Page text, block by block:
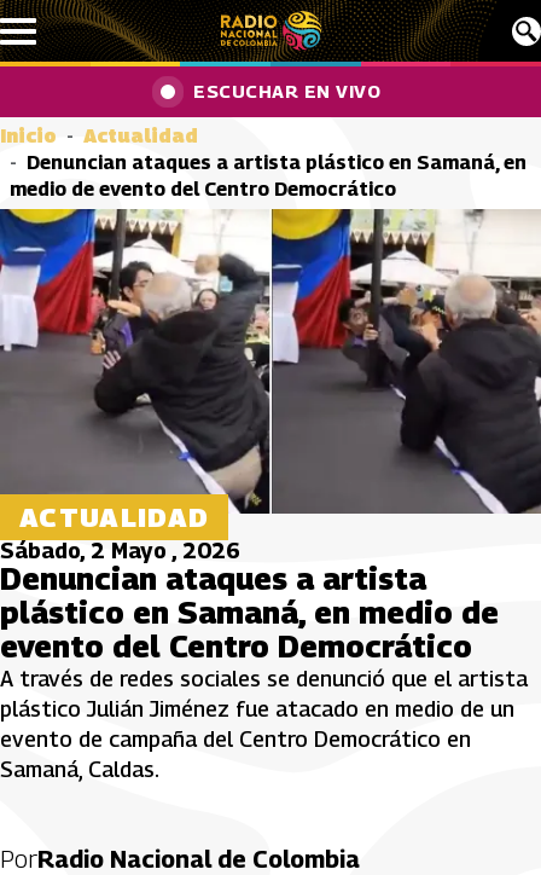
Pasar al contenido principal
ESCUCHAR EN VIVO
Inicio
Actualidad
Denuncian ataques a artista plástico en Samaná, en
medio de evento del Centro Democrático
ACTUALIDAD
Sábado, 2 Mayo , 2026
Denuncian ataques a artista
plástico en Samaná, en medio de
evento del Centro Democrático
A través de redes sociales se denunció que el artista
plástico Julián Jiménez fue atacado en medio de un
evento de campaña del Centro Democrático en
Samaná, Caldas.
PorRadio Nacional de Colombia